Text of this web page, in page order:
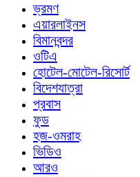
ভ্রমণ
এয়ারলাইনস
বিমানবন্দর
ওটিএ
হোটেল-মোটেল-রিসোর্ট
বিদেশযাত্রা
প্রবাস
ফুড
হজ-ওমরাহ
ভিডিও
আরও